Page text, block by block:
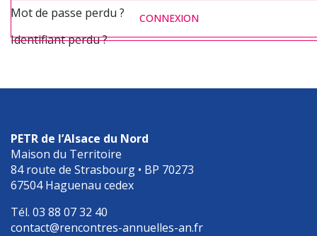
CONNEXION
Mot de passe perdu ?
Identifiant perdu ?
PETR de l’Alsace du Nord
Maison du Territoire
84 route de Strasbourg • BP 70273
67504 Haguenau cedex
Tél. 03 88 07 32 40
contact@rencontres-annuelles-an.fr